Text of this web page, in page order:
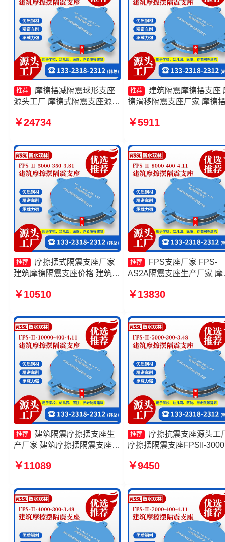
推荐
摩擦摆减隔震球形支座
源头工厂 摩擦式隔震支座源头
摩擦摆隔震支座FPSII-5000-
￥24734
推荐
建筑隔震摩擦摆支座
擦滑移隔震支座厂家 摩擦
摆隔震支座FPSII-10000-
￥5911
推荐
摩擦摆式隔震支座厂家
建筑摩擦隔震支座价格 建筑摩
式减震支座生产厂家
￥10510
推荐
FPS支座厂家 FPS-
AS2A隔震支座生产厂家 摩
4.11源头工厂 摩擦摆隔震
家
￥13830
推荐
建筑隔震摩擦摆支座生
产厂家 建筑摩擦摆隔震支座
摆支座源头工厂 建筑摩擦摆隔
￥11089
推荐
摩擦抗震支座源头工
摩擦摆隔震支座FPSII-
震支座FJZQZ9000GD源头
￥9450